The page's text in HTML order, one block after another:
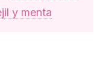
y menta